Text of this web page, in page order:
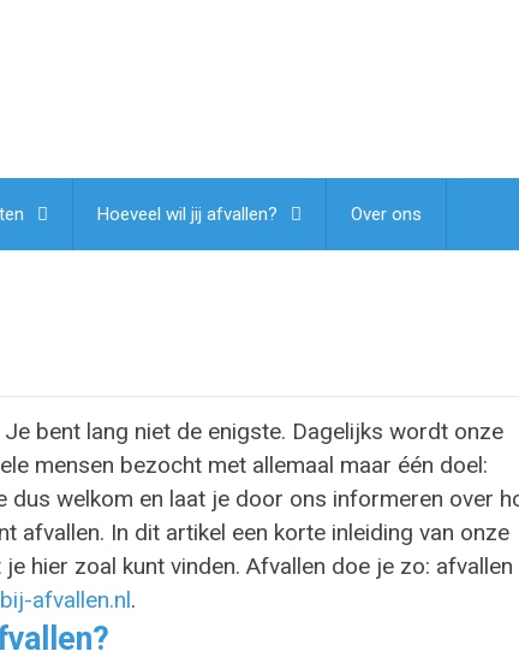
Hoeveel wil jij afvallen? Over ons
Je bent lang niet de enigste. Dagelijks wordt onze
mensen bezocht met allemaal maar één doel:
dus welkom en laat je door ons informeren over
afvallen. In dit artikel een korte inleiding van onze
hier zoal kunt vinden. Afvallen doe je zo: afvallen
afvallen.nl.